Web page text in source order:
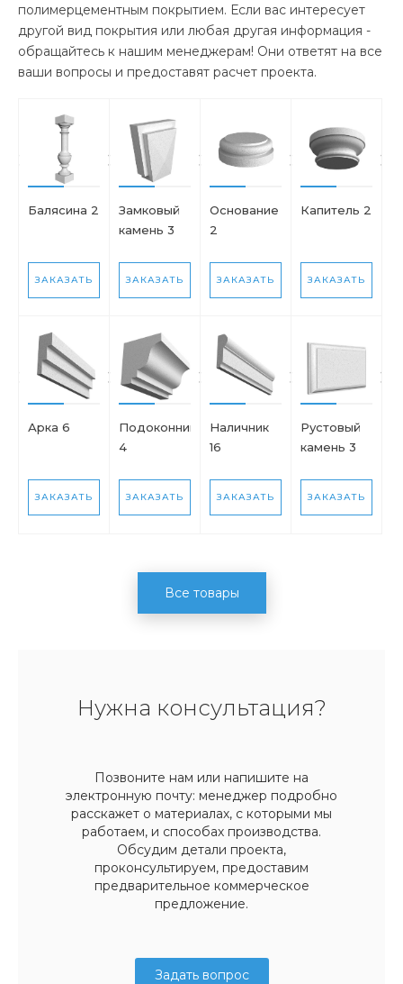
полимерцементным покрытием. Если вас интересует
другой вид покрытия или любая другая информация -
обращайтесь к нашим менеджерам! Они ответят на все
ваши вопросы и предоставят расчет проекта.
Балясина 2
ЗАКАЗАТЬ
Замковый
камень 3
ЗАКАЗАТЬ
Основание
2
ЗАКАЗАТЬ
Капитель 2
ЗАКАЗАТЬ
Арка 6
ЗАКАЗАТЬ
Подоконник
4
ЗАКАЗАТЬ
Наличник
16
ЗАКАЗАТЬ
Рустовый
камень 3
ЗАКАЗАТЬ
Все товары
Нужна консультация?
Позвоните нам или напишите на
электронную почту: менеджер подробно
расскажет о материалах, с которыми мы
работаем, и способах производства.
Обсудим детали проекта,
проконсультируем, предоставим
предварительное коммерческое
предложение.
Задать вопрос